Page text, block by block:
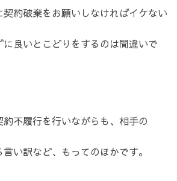
約破棄をお願いしなければイケない
良いとこどりをするのは間違いで
不履行を行いながらも、相手の
い訳など、もってのほかです。